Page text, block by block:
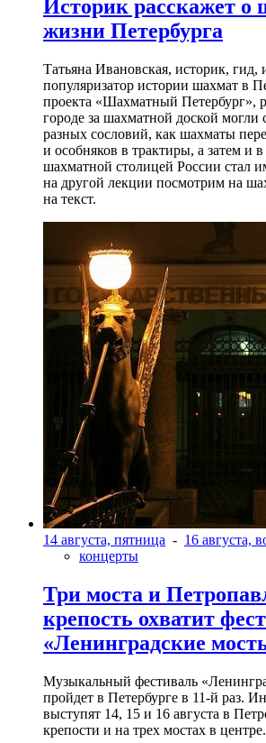
Историк расскажет о
жизни Петербурга
Татьяна Ивановская, историк, гид,
популяризатор истории шахмат в
проекта «Шахматный Петербург»,
городе за шахматной доской могли
разных сословий, как шахматы
и особняков в трактиры, а затем и
шахматной столицей России стал
на другой лекции посмотрим на
на текст.
14 августа, пятница - 16 августа,
концерты
Три моста и
крепость охватит
«Ленинградские
Музыкальный фестиваль
пройдет в Петербурге в 11-й раз.
выступят 14, 15 и 16 августа в
крепости и на трех мостах в